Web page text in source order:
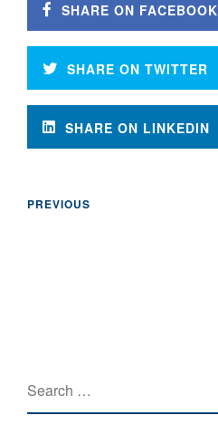
SHARE ON FACEBOOK
SHARE ON TWITTER
SHARE ON LINKEDIN
PREVIOUS